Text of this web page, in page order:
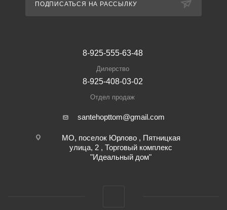
ПОДПИСАТЬСЯ НА РАССЫЛКУ
8-925-555-63-48
Дилерство
8-925-408-03-02
Отдел продаж
santehopttom@gmail.com
МО, поселок Юрлово , Пятницкая
улица, 2 , Торговый комплекс
"Идеальный дом"